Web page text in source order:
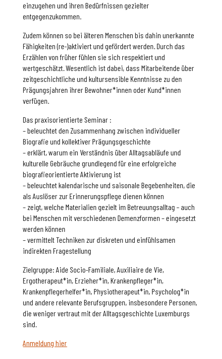
einzugehen und ihren Bedürfnissen gezielter
entgegenzukommen.
Zudem können so bei älteren Menschen bis dahin unerkannte
Fähigkeiten (re-)aktiviert und gefördert werden. Durch das
Erzählen von früher fühlen sie sich respektiert und
wertgeschätzt. Wesentlich ist dabei, dass Mitarbeitende über
zeitgeschichtliche und kultursensible Kenntnisse zu den
Prägungsjahren ihrer Bewohner*innen oder Kund*innen
verfügen.
Das praxisorientierte Seminar :
– beleuchtet den Zusammenhang zwischen individueller
Biografie und kollektiver Prägungsgeschichte
– erklärt, warum ein Verständnis über Alltagsabläufe und
kulturelle Gebräuche grundlegend für eine erfolgreiche
biografieorientierte Aktivierung ist
– beleuchtet kalendarische und saisonale Begebenheiten, die
als Auslöser zur Erinnerungspflege dienen können
– zeigt, welche Materialien gezielt im Betreuungsalltag – auch
bei Menschen mit verschiedenen Demenzformen – eingesetzt
werden können
– vermittelt Techniken zur diskreten und einfühlsamen
indirekten Fragestellung
Zielgruppe: Aide Socio-Familiale, Auxiliaire de Vie,
Ergotherapeut*in, Erzieher*in, Krankenpfleger*in,
Krankenpflegerhelfer*in, Physiotherapeut*in, Psycholog*in
und andere relevante Berufsgruppen, insbesondere Personen,
die weniger vertraut mit der Alltagsgeschichte Luxemburgs
sind.
Anmeldung hier